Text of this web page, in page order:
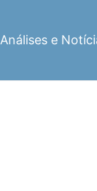
Análises e